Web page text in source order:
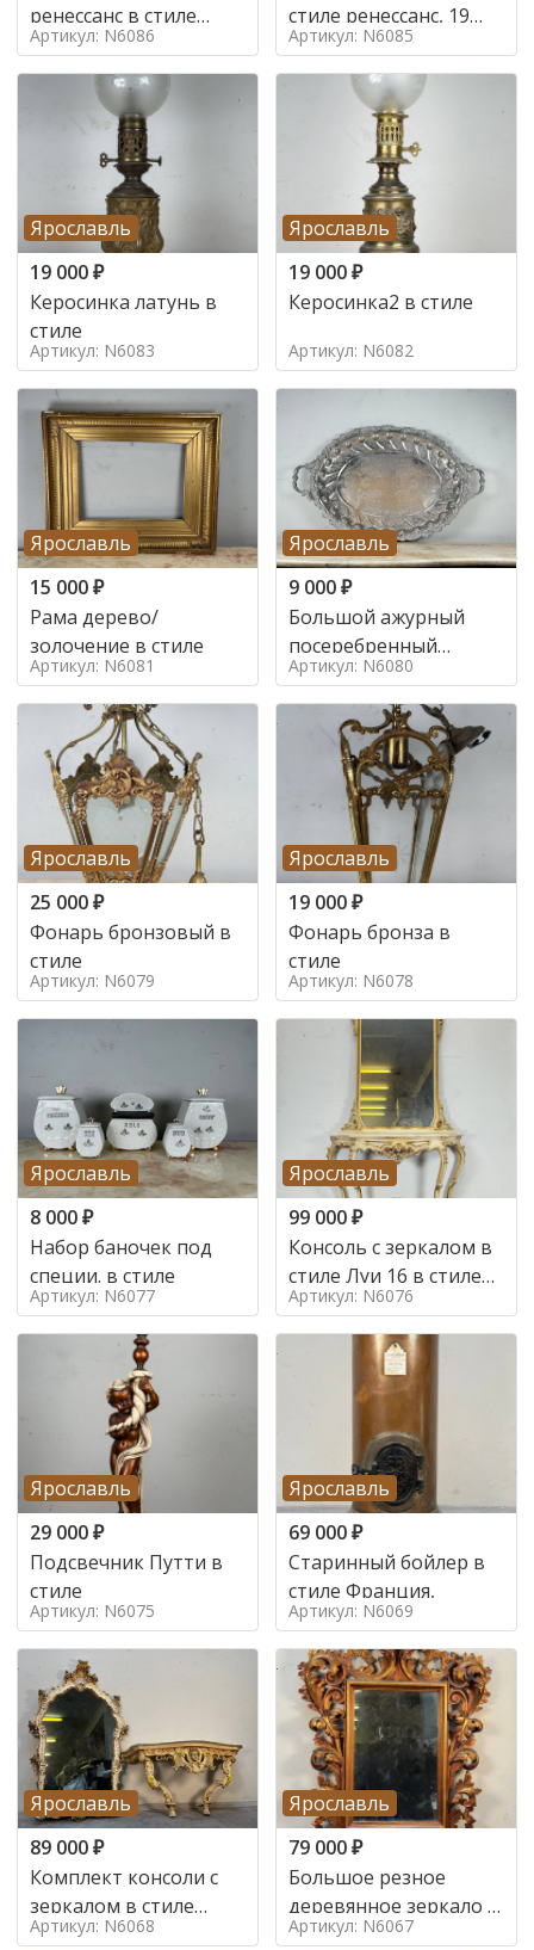
ренессанс в стиле
ренессанс,
Артикул: N6086
стиле ренессанс, 19
век
Артикул: N6085
Ярославль
19 000₽
Керосинка латунь в
стиле
Артикул: N6083
Ярославль
19 000₽
Керосинка2 в стиле
Артикул: N6082
Ярославль
15 000₽
Рама дерево/
золочение в стиле
Артикул: N6081
Ярославль
9 000₽
Большой ажурный
посеребренный
поднос в стиле
Артикул: N6080
Ярославль
25 000₽
Фонарь бронзовый в
стиле
Артикул: N6079
Ярославль
19 000₽
Фонарь бронза в
стиле
Артикул: N6078
Ярославль
8 000₽
Набор баночек под
специи. в стиле
Артикул: N6077
Ярославль
99 000₽
Консоль с зеркалом в
стиле Луи 16 в стиле
Луи 16, Италия,
Артикул: N6076
Ярославль
29 000₽
Подсвечник Путти в
стиле
Артикул: N6075
Ярославль
69 000₽
Старинный бойлер в
стиле Франция,
Артикул: N6069
Ярославль
89 000₽
Комплект консоли с
зеркалом в стиле
ренессанс,
Артикул: N6068
Ярославль
79 000₽
Большое резное
деревянное зеркало с
золочением в стиле
Артикул: N6067